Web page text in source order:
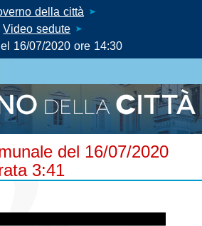
della città
Video sedute
16/07/2020 ore 14:30
del 16/07/2020
3:41